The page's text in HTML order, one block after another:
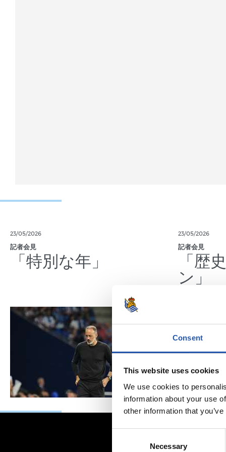
Consent
This website uses cookies
We use cookies to
information about your use
other information that
Necessary
23/05/2026
記者会見
「特別な年」
23/05/2026
記者会見
「歴
ン」